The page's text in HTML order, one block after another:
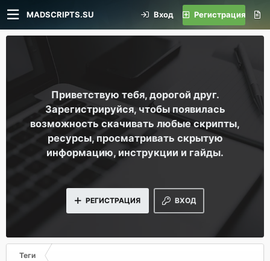
MADSCRIPTS.SU Вход Регистрация
Приветствую тебя, дорогой друг.
Зарегистрируйся, чтобы появилась
возможность скачивать любые скрипты,
ресурсы, просматривать скрытую
информацию, инструкции и гайды.
ВХОД
РЕГИСТРАЦИЯ
Теги